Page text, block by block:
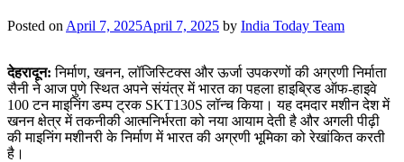
Posted on April 7, 2025April 7, 2025 by India Today Team
देहरादून: निर्माण, खनन, लॉजिस्टिक्स और ऊर्जा उपकरणों की अग्रणी निर्माता
सैनी ने आज पुणे स्थित अपने संयंत्र में भारत का पहला हाइब्रिड ऑफ-हाइवे
100 टन माइनिंग डम्प ट्रक SKT130S लॉन्च किया। यह दमदार मशीन देश में
खनन क्षेत्र में तकनीकी आत्मनिर्भरता को नया आयाम देती है और अगली पीढ़ी
की माइनिंग मशीनरी के निर्माण में भारत की अग्रणी भूमिका को रेखांकित करती
है।